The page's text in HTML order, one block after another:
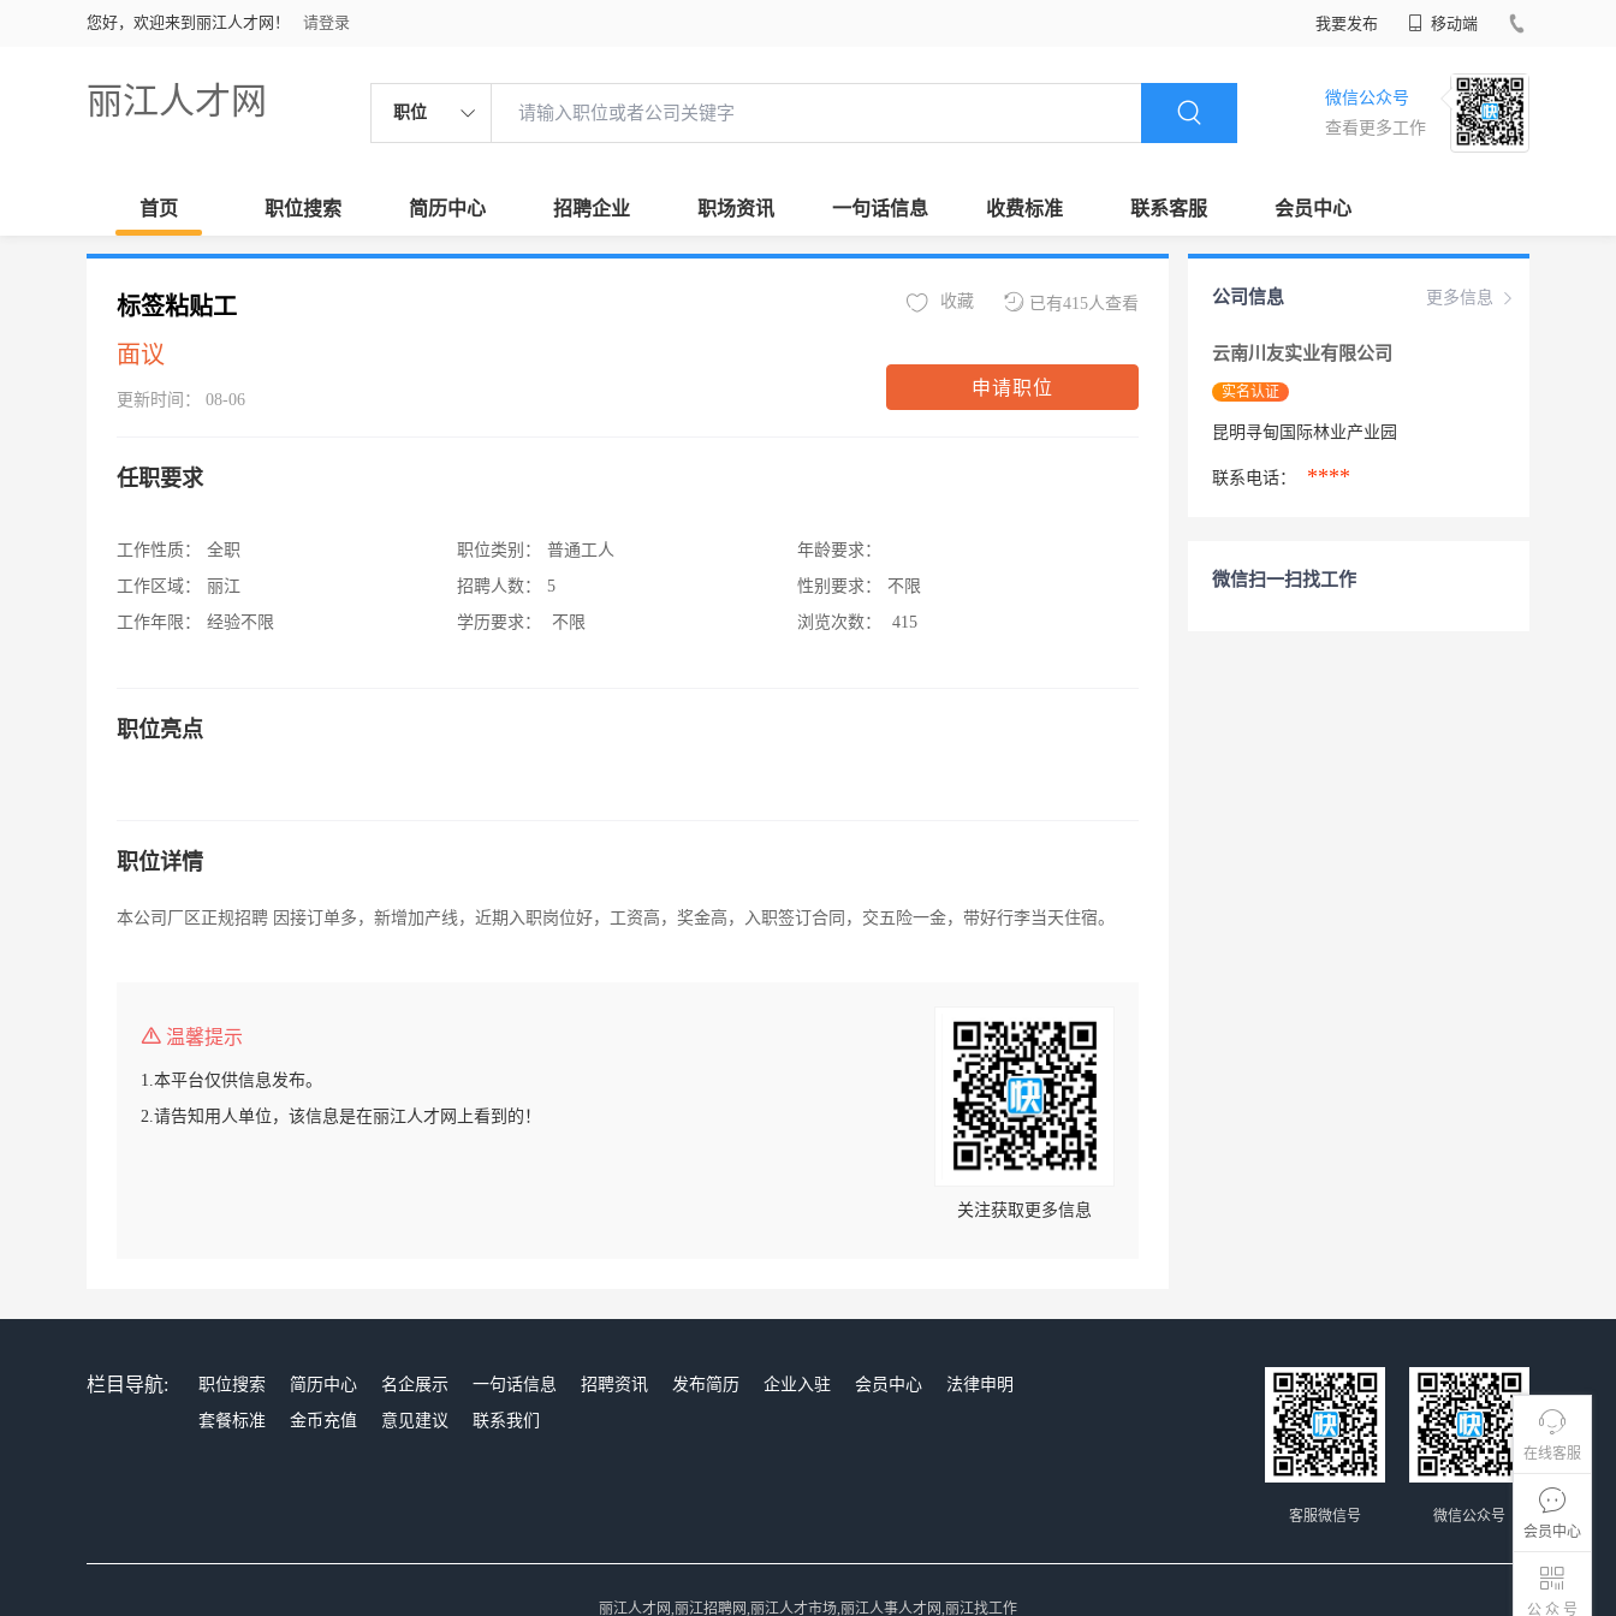
您好，欢迎来到丽江人才网！ 请登录 我要发布 移动端
丽江人才网 职位
微信公众号
查看更多工作
首页 职位搜索 简历中心 招聘企业 职场资讯 一句话信息 收费标准 联系客服 会员中心
在线客服
会员中心
公 众 号
标签粘贴工
面议
更新时间： 08-06
已有415人查看
收藏
申请职位
任职要求
工作性质：
全职
工作区域：
丽江
工作年限：
经验不限
职位类别：
普通工人
招聘人数：
5
学历要求：
不限
年龄要求：
性别要求：
不限
浏览次数：
415
职位亮点
职位详情
本公司厂区正规招聘 因接订单多，新增加产线，近期入职岗位好，工资高，奖金高，入职签订合同，交五险一金，带好行李当天住宿。
温馨提示
1.本平台仅供信息发布。
2.请告知用人单位，该信息是在丽江人才网上看到的！
关注获取更多信息
更多信息
公司信息
云南川友实业有限公司
实名认证
昆明寻甸国际林业产业园
联系电话： ****
微信扫一扫找工作
栏目导航: 职位搜索 简历中心 名企展示 一句话信息 招聘资讯 发布简历 企业入驻 会员中心
法律申明
套餐标准
金币充值 意见建议 联系我们
微信公众号
客服微信号
丽江人才网,丽江招聘网,丽江人才市场,丽江人事人才网,丽江找工作